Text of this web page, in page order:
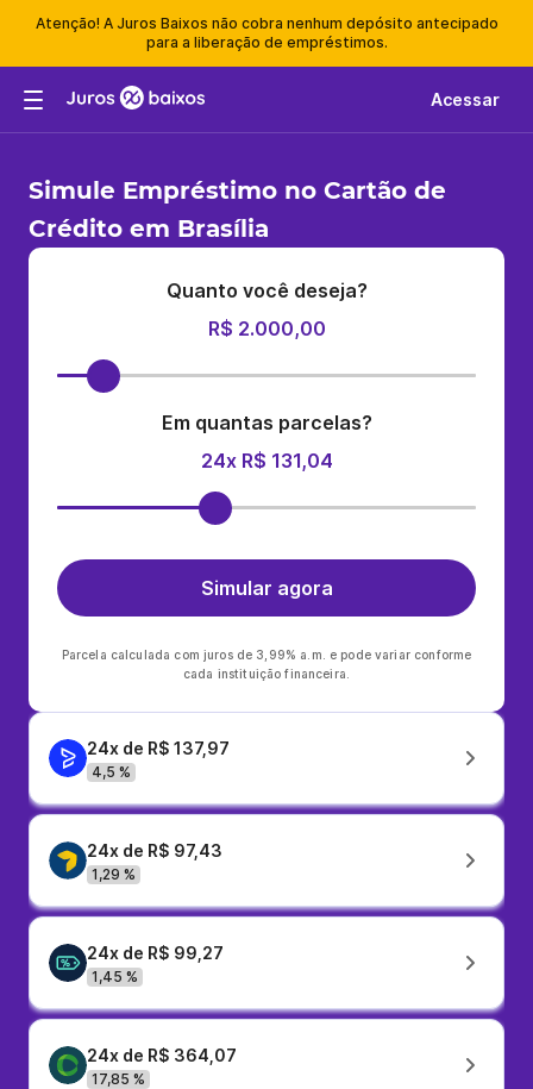
Atenção! A Juros Baixos não cobra nenhum depósito antecipado
para a liberação de empréstimos.
Acessar
Simule Empréstimo no Cartão de
Crédito em Brasília
Quanto você deseja?
R$ 2.000,00
Em quantas parcelas?
24x R$ 131,04
Simular agora
Parcela calculada com juros de 3,99% a.m. e pode variar conforme
cada instituição financeira.
24x de R$ 137,97
4,5 %
24x de R$ 97,43
1,29 %
24x de R$ 99,27
1,45 %
24x de R$ 364,07
17,85 %